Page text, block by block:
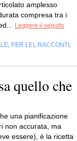
amplesso
compresa tra i
Leggere il seguito
PER LEI RACCONTI
quello che
una pianificazione
non accurata, ma
essere), è la ricetta